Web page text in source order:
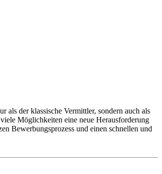
als der klassische Vermittler, sondern auch als
Möglichkeiten eine neue Herausforderung
Bewerbungsprozess und einen schnellen und